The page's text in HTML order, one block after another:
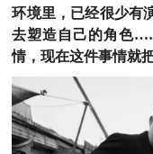
环境里，已经很少有
去塑造自己的角色
情，现在这件事情就